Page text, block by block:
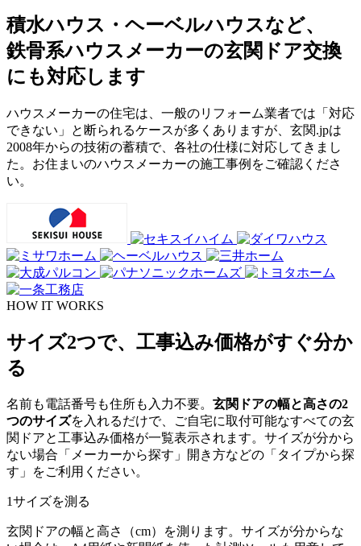
積水ハウス・ヘーベルハウスなど、
鉄骨系ハウスメーカーの玄関ドア交換
にも対応します
ハウスメーカーの住宅は、一般のリフォーム業者では「対応
できない」と断られるケースが多くありますが、玄関.jpは
2008年からの技術の蓄積で、各社の仕様に対応してきまし
た。お住まいのハウスメーカーの施工事例をご確認くださ
い。
HOW IT WORKS
サイズ2つで、工事込み価格がすぐ分か
る
名前も電話番号も住所も入力不要。 玄関ドアの幅と高さの2
つのサイズを入れるだけで、ご自宅に取付可能なすべての玄
関ドアと工事込み価格が一覧表示されます。サイズが分から
ない場合「メーカーから探す」開き方などの「タイプから探
す」をご利用ください。
1サイズを測る
玄関ドアの幅と高さ（cm）を測ります。サイズが分からな